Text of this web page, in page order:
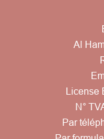
Al
N°
Par